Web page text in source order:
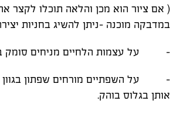
( אם ציור הוא מכן והלאה תוכלו לקצר
במדבקה מוכנה -ניתן להשיג בחניות
- על עצמות הלחיים מניחים סומק
- על השפתיים מורחים שפתון בגוון
אותן בגלוס בוהק.